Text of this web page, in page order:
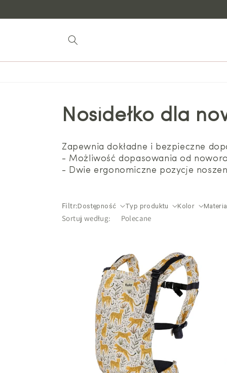
Nosidełko dla
Zapewnia dokładne i bezpieczne
- Możliwość dopasowania od
- Dwie ergonomiczne pozycje
Filtr:Dostępność Typ produktu Kolor
Sortuj według: